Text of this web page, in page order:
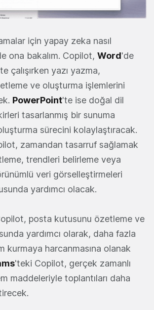
için yapay zeka nasıl
ona bakalım. Copilot, Word'de
çalışırken yazı yazma,
ve oluşturma işlemlerini
PowerPoint'te ise doğal dil
tasarlanmış bir sunuma
sürecini kolaylaştıracak.
zamandan tasarruf sağlamak
trendleri belirleme veya
veri görselleştirmeleri
yardımcı olacak.
posta kutusunu özetleme ve
yardımcı olarak, daha fazla
kurmaya harcanmasına olanak
'teki Copilot, gerçek zamanlı
maddeleriyle toplantıları daha